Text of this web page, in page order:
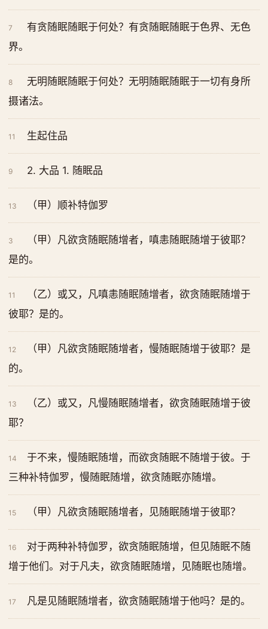
7
有贪随眠随眠于何处？有贪随眠随眠于色界、无色
界。
8
无明随眠随眠于何处？无明随眠随眠于一切有身所
摄诸法。
11 生起住品
9 2. 大品 1. 随眠品
13 （甲）顺补特伽罗
3
（甲）凡欲贪随眠随增者，嗔恚随眠随增于彼耶？
是的。
11
（乙）或又，凡嗔恚随眠随增者，欲贪随眠随增于
彼耶？是的。
12
（甲）凡欲贪随眠随增者，慢随眠随增于彼耶？是
的。
13
（乙）或又，凡慢随眠随增者，欲贪随眠随增于彼
耶？
14
于不来，慢随眠随增，而欲贪随眠不随增于彼。于
三种补特伽罗，慢随眠随增，欲贪随眠亦随增。
15 （甲）凡欲贪随眠随增者，见随眠随增于彼耶？
16
对于两种补特伽罗，欲贪随眠随增，但见随眠不随
增于他们。对于凡夫，欲贪随眠随增，见随眠也随增。
17 凡是见随眠随增者，欲贪随眠随增于他吗？是的。